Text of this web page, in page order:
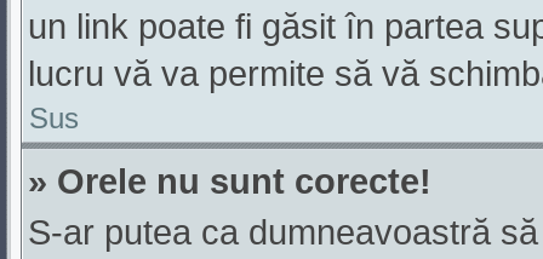
un link poate fi găsit în partea
lucru vă va permite să vă
Sus
» Orele nu sunt corecte!
S-ar putea ca dumneavoastră